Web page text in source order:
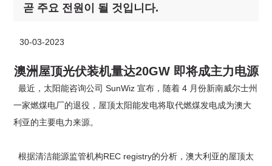
곧 주요 전원이 될 것입니다.
30-03-2023
澳洲屋顶光伏装机量达20GW 即将成主力电源
最近，太阳能咨询公司 SunWiz 宣布，随着 4 月份新南威尔士州
一家燃煤电厂的退役，屋顶太阳能发电将取代燃煤发电成为澳大
利亚的主要电力来源。
根据清洁能源监管机构REC registry的分析，澳大利亚的屋顶太